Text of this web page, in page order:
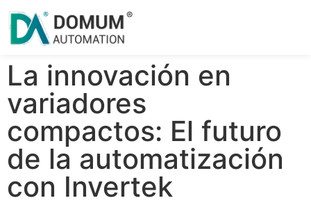
®
La innovación en
variadores
compactos: El futuro
de la automatización
con Invertek